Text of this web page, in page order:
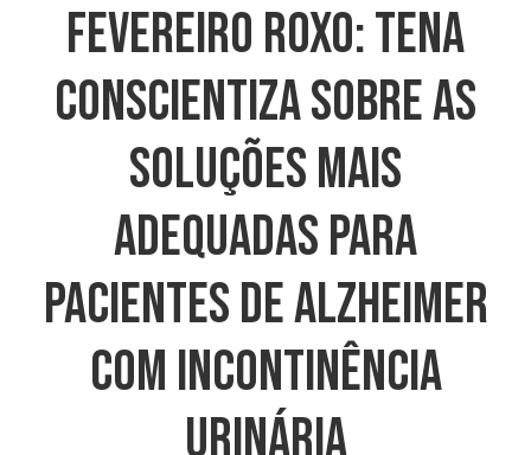
Fevereiro Roxo: TENA
Conscientiza Sobre As
Soluções Mais
Adequadas Para
Pacientes De Alzheimer
Com Incontinência
Urinária